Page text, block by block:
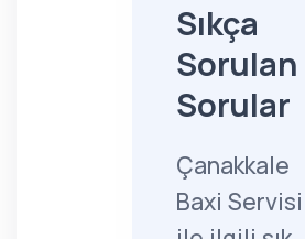
Sıkça
Sorulan
Sorular
Çanakkale
Baxi Servisi